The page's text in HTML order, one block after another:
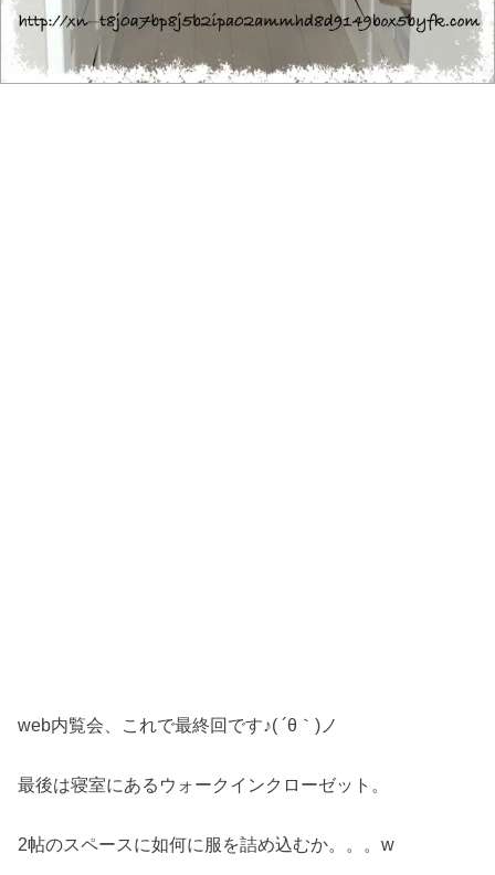
web内覧会、これで最終回です♪( ´θ｀)ノ
最後は寝室にあるウォークインクローゼット。
2帖のスペースに如何に服を詰め込むか。。。w